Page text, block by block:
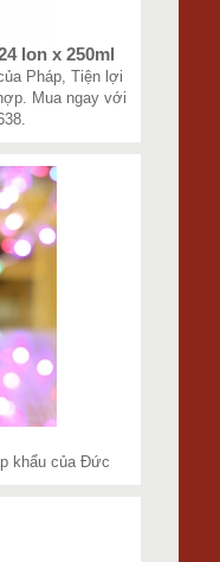
lon x 250ml
Pháp, Tiện lợi
Mua ngay với
khẩu của Đức